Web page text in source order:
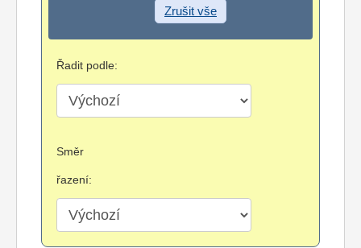
Zrušit vše
Řadit podle:
Směr
řazení: